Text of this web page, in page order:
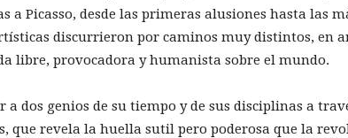
a Picasso, desde las primeras alusiones hasta las
discurrieron por caminos muy distintos, en
libre, provocadora y humanista sobre el mundo.
a dos genios de su tiempo y de sus disciplinas a
que revela la huella sutil pero poderosa que la